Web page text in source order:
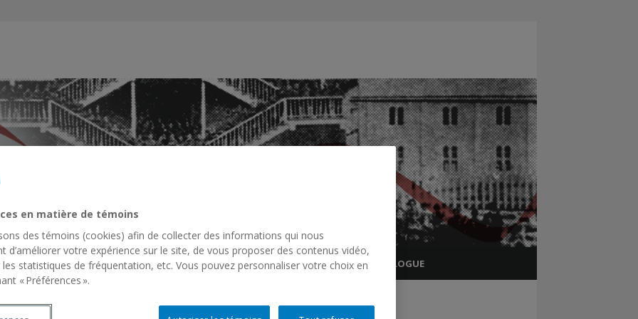
ACTIVITÉS SCIENTIFIQUES RESSOURCES RÉSEAU INSTITUTIONNEL BLOGUE
en matière de témoins
des témoins (cookies) afin de collecter des informations qui nous
d’améliorer votre expérience sur le site, de vous proposer des contenus vidéo,
les statistiques de fréquentation, etc. Vous pouvez personnaliser votre choix en
« Préférences ».